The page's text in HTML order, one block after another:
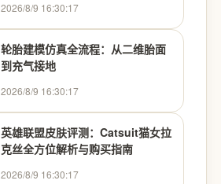
2026/8/9 16:30:17
轮胎建模仿真全流程：从二维胎面
到充气接地
2026/8/9 16:30:17
英雄联盟皮肤评测：Catsuit猫女拉
克丝全方位解析与购买指南
2026/8/9 16:30:17